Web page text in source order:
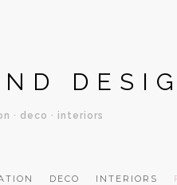
· deco · interiors
DECO INTERIORS